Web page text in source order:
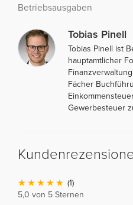
Betriebsausgaben
Tobias Pinell
Tobias Pinell ist
hauptamtlicher
Fächer
Gewerbesteuer
(1)
5,0 von 5 Sternen